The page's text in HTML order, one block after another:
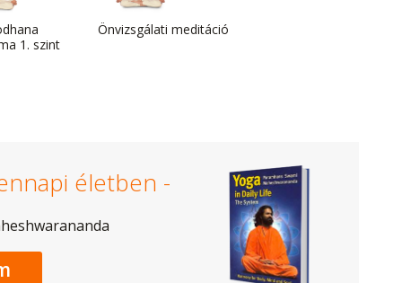
1. szint
Önvizsgálati meditáció
életben -